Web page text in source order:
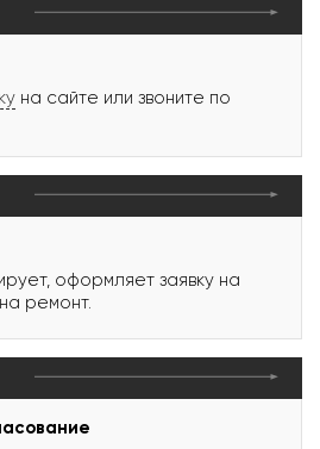
на сайте или звоните по
оформляет заявку на
ремонт.